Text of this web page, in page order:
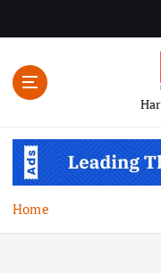
n
Home